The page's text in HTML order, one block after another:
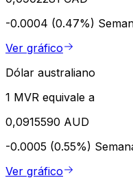
-0.0004 (0.47%)
Ver gráfico
Dólar australiano
1 MVR equivale a
0,0915590 AUD
-0.0005 (0.55%)
Ver gráfico